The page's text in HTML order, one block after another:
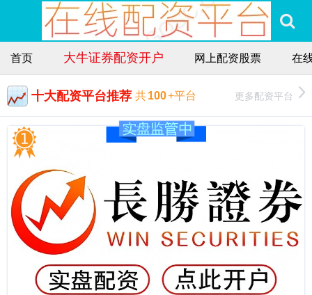
首页 大牛证券配资开户 网上配资股票 在
十大配资平台推荐 共100+平台 更多配资平台